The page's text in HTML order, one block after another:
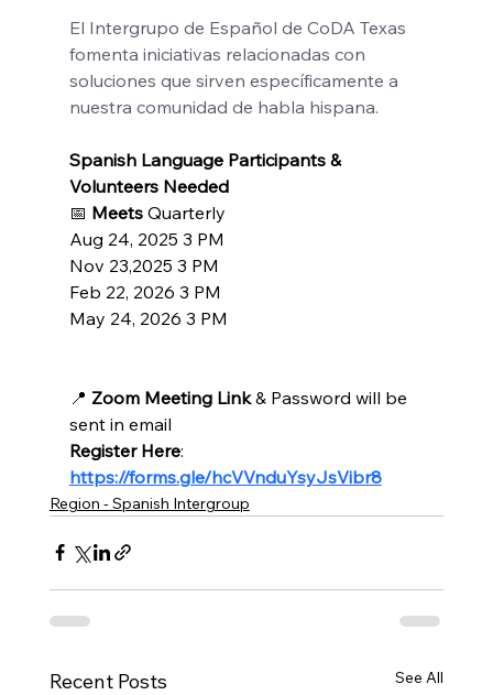
El Intergrupo de Español de CoDA Texas
fomenta iniciativas relacionadas con
soluciones que sirven específicamente a
nuestra comunidad de habla hispana.
Spanish Language Participants &
Volunteers Needed
📅 Meets Quarterly
Aug 24, 2025 3 PM
Nov 23,2025 3 PM
Feb 22, 2026 3 PM
May 24, 2026 3 PM
📍 Zoom Meeting Link & Password will be
sent in email
Register Here:
https://forms.gle/hcVVnduYsyJsVibr8
Region - Spanish Intergroup
Recent Posts See All